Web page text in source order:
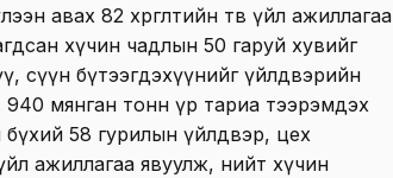
авах 82 хөргөлтийн төв үйл ажиллагаа
хүчин чадлын 50 гаруй хувийг
сүүн бүтээгдэхүүнийг үйлдвэрийн
940 мянган тонн үр тариа тээрэмдэх
бүхий 58 гурилын үйлдвэр, цех
ажиллагаа явуулж, нийт хүчин